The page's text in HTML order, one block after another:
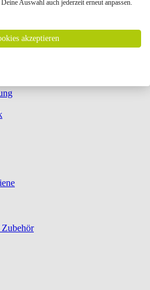
Auswahl auch jederzeit erneut anpassen.
akzeptieren